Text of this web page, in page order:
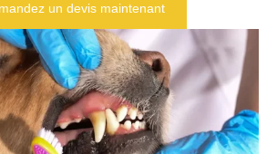
un devis maintenant